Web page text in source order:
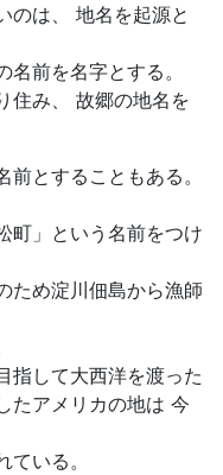
のは、 地名を起源と
前を名字とする。
住み、 故郷の地名を
とすることもある。
町」という名前をつけ
ため淀川佃島から漁師
指して大西洋を渡った
たアメリカの地は 今
ている。